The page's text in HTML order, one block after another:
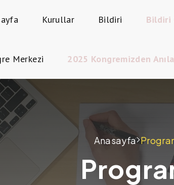
Kurullar Bildiri Bildiri
Merkezi 2025 Kongremizden
Anasayfa